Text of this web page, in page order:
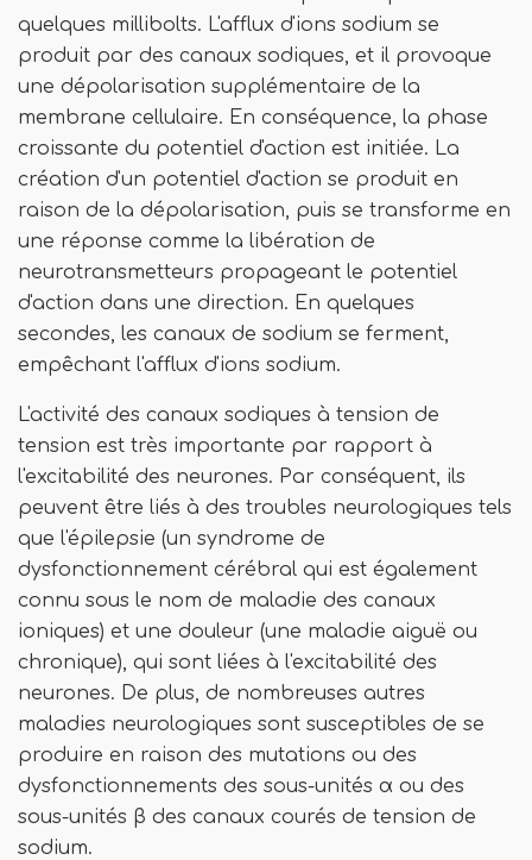
quelques millibolts. L'afflux d'ions sodium se
produit par des canaux sodiques, et il provoque
une dépolarisation supplémentaire de la
membrane cellulaire. En conséquence, la phase
croissante du potentiel d'action est initiée. La
création d'un potentiel d'action se produit en
raison de la dépolarisation, puis se transforme en
une réponse comme la libération de
neurotransmetteurs propageant le potentiel
d'action dans une direction. En quelques
secondes, les canaux de sodium se ferment,
empêchant l'afflux d'ions sodium.
L'activité des canaux sodiques à tension de
tension est très importante par rapport à
l'excitabilité des neurones. Par conséquent, ils
peuvent être liés à des troubles neurologiques tels
que l'épilepsie (un syndrome de
dysfonctionnement cérébral qui est également
connu sous le nom de maladie des canaux
ioniques) et une douleur (une maladie aiguë ou
chronique), qui sont liées à l'excitabilité des
neurones. De plus, de nombreuses autres
maladies neurologiques sont susceptibles de se
produire en raison des mutations ou des
dysfonctionnements des sous-unités α ou des
sous-unités β des canaux courés de tension de
sodium.